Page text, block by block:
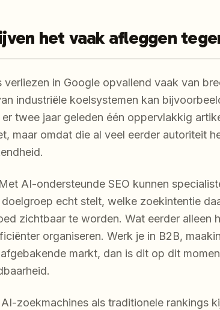
het vaak afleggen
in Google opvallend vaak van
industriële koelsystemen kan
twee jaar geleden één oppervlakkig
maar omdat die al veel eerder autoriteit
AI-ondersteunde SEO kunnen
echt stelt, welke zoekintentie
zichtbaar te worden. Wat eerder alleen
organiseren. Werk je in B2B,
markt, dan is dit op dit
zoekmachines als traditionele rankings